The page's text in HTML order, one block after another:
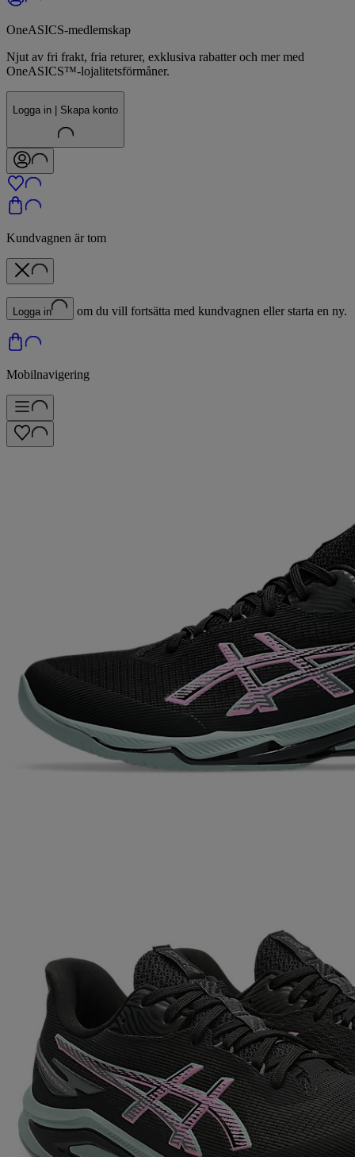
OneASICS-medlemskap
Njut av fri frakt, fria returer, exklusiva rabatter och mer med
OneASICS™-lojalitetsförmåner.
Logga in | Skapa konto
Kundvagnen är tom
Logga in om du vill fortsätta med kundvagnen eller starta en ny.
Mobilnavigering